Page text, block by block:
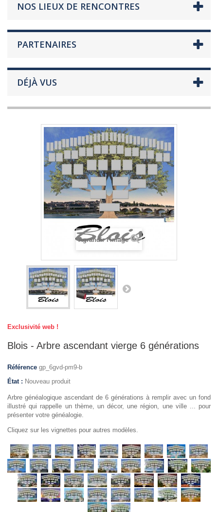
NOS LIEUX DE RENCONTRES
PARTENAIRES
DÉJÀ VUS
Agrandir l'image
Exclusivité web !
Blois - Arbre ascendant vierge 6 générations
Référence gp_6gvd-pm9-b
État : Nouveau produit
Arbre généalogique ascendant de 6 générations à remplir avec un fond
illustré qui rappelle un thème, un décor, une région, une ville ... pour
présenter votre généalogie.
Cliquez sur les vignettes pour autres modèles.